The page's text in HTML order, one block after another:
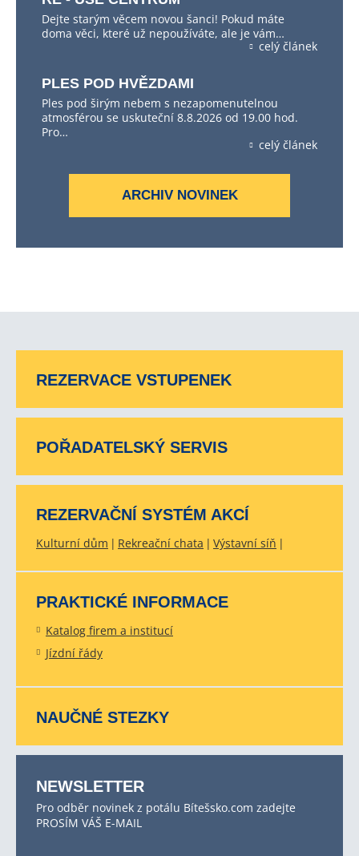
Dejte starým věcem novou šanci! Pokud máte
doma věci, které už nepoužíváte, ale je vám…
celý článek
PLES POD HVĚZDAMI
Ples pod širým nebem s nezapomenutelnou
atmosférou se uskuteční 8.8.2026 od 19.00 hod.
Pro…
celý článek
ARCHIV NOVINEK
REZERVACE VSTUPENEK
POŘADATELSKÝ SERVIS
REZERVAČNÍ SYSTÉM AKCÍ
Kulturní dům Rekreační chata Výstavní síň
PRAKTICKÉ INFORMACE
Katalog firem a institucí
Jízdní řády
NAUČNÉ STEZKY
NEWSLETTER
Pro odběr novinek z potálu Bítešsko.com zadejte
PROSÍM VÁŠ E-MAIL